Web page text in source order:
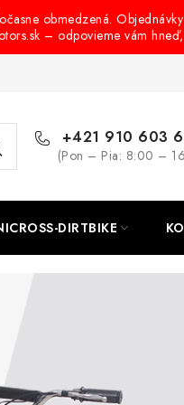
obmedzená.
– odpovieme vám
a použité produkty
+421 910 603
(Pon – Pia: 8:00 –
DIRTBIKE